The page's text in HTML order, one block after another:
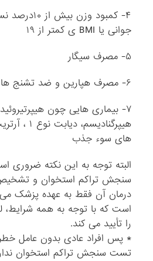
۴- کمبود وزن
جوانی یا BMI ی کمتر از ۱۹
۵- مصرف سیگار
۶- مصرف هپارین و ضد تشنج ها
۷- بیماری هایی چون
های سوء جذب
البته توجه به این نکته
سنجش تراکم استخوان و
درمان آن فقط به عهده پزشک
است که با توجه به همه شرایط،
را تأیید می کند.
* پس افراد عادی بدون عامل
تست سنجش تراکم استخوان